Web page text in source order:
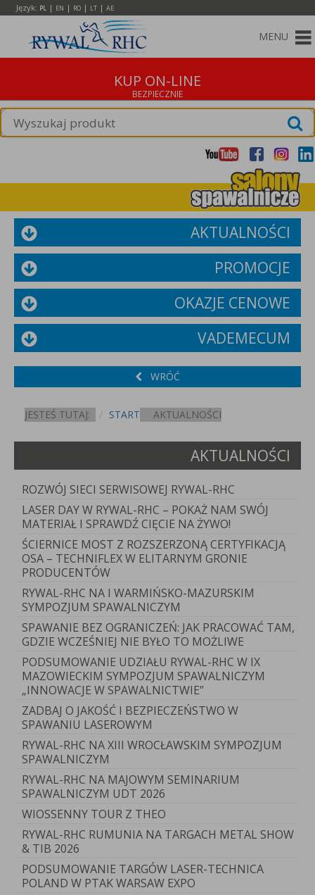
Język: PL | EN | RO | LT | AE
MENU
KUP ON-LINE
AKTUALNOŚCI
PROMOCJE
OKAZJE CENOWE
VADEMECUM
WRÓĆ
JESTEŚ TUTAJ: START AKTUALNOŚCI
AKTUALNOŚCI
ROZWÓJ SIECI SERWISOWEJ RYWAL-RHC
LASER DAY W RYWAL-RHC – POKAŻ NAM SWÓJ
MATERIAŁ I SPRAWDŹ CIĘCIE NA ŻYWO!
ŚCIERNICE MOST Z ROZSZERZONĄ CERTYFIKACJĄ
OSA – TECHNIFLEX W ELITARNYM GRONIE
PRODUCENTÓW
RYWAL-RHC NA I WARMIŃSKO-MAZURSKIM
SYMPOZJUM SPAWALNICZYM
SPAWANIE BEZ OGRANICZEŃ: JAK PRACOWAĆ TAM,
GDZIE WCZEŚNIEJ NIE BYŁO TO MOŻLIWE
PODSUMOWANIE UDZIAŁU RYWAL-RHC W IX
MAZOWIECKIM SYMPOZJUM SPAWALNICZYM
„INNOWACJE W SPAWALNICTWIE”
ZADBAJ O JAKOŚĆ I BEZPIECZEŃSTWO W
SPAWANIU LASEROWYM
RYWAL-RHC NA XIII WROCŁAWSKIM SYMPOZJUM
SPAWALNICZYM
RYWAL-RHC NA MAJOWYM SEMINARIUM
SPAWALNICZYM UDT 2026
WIOSSENNY TOUR Z THEO
RYWAL-RHC RUMUNIA NA TARGACH METAL SHOW
& TIB 2026
PODSUMOWANIE TARGÓW LASER-TECHNICA
POLAND W PTAK WARSAW EXPO